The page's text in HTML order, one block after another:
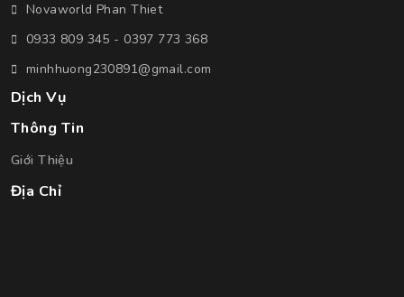
Novaworld Phan Thiet
0933 809 345 - 0397 773 368
minhhuong230891@gmail.com
Thông Tin
Giới Thiệu
Địa Chỉ
Dịch Vụ